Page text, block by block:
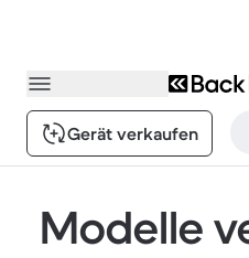
Gerät verkaufen
Modelle